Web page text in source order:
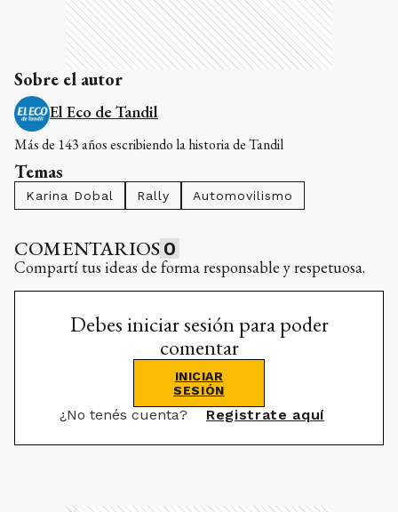
Sobre el autor
El Eco de Tandil
Más de 143 años escribiendo la historia de Tandil
Temas
Karina Dobal Rally Automovilismo
COMENTARIOS 0
Compartí tus ideas de forma responsable y respetuosa.
Debes iniciar sesión para poder
comentar
INICIAR
SESIÓN
¿No tenés cuenta? Registrate aquí